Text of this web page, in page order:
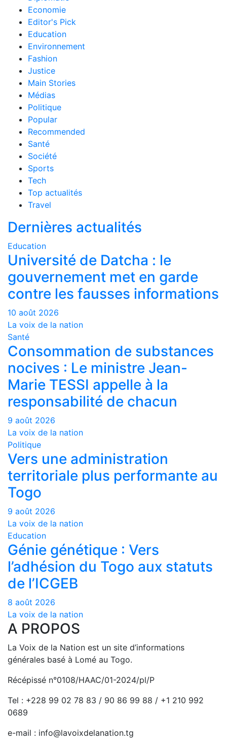
Economie
Editor's Pick
Education
Environnement
Fashion
Justice
Main Stories
Médias
Politique
Popular
Recommended
Santé
Société
Sports
Tech
Top actualités
Travel
Dernières actualités
Education
Université de Datcha : le
gouvernement met en garde
contre les fausses informations
10 août 2026
La voix de la nation
Santé
Consommation de substances
nocives : Le ministre Jean-
Marie TESSI appelle à la
responsabilité de chacun
9 août 2026
La voix de la nation
Politique
Vers une administration
territoriale plus performante au
Togo
9 août 2026
La voix de la nation
Education
Génie génétique : Vers
l’adhésion du Togo aux statuts
de l’ICGEB
8 août 2026
La voix de la nation
A PROPOS
La Voix de la Nation est un site d’informations
générales basé à Lomé au Togo.
Récépissé n°0108/HAAC/01-2024/pl/P
Tel : +228 99 02 78 83 / 90 86 99 88 / +1 210 992
0689
e-mail : info@lavoixdelanation.tg